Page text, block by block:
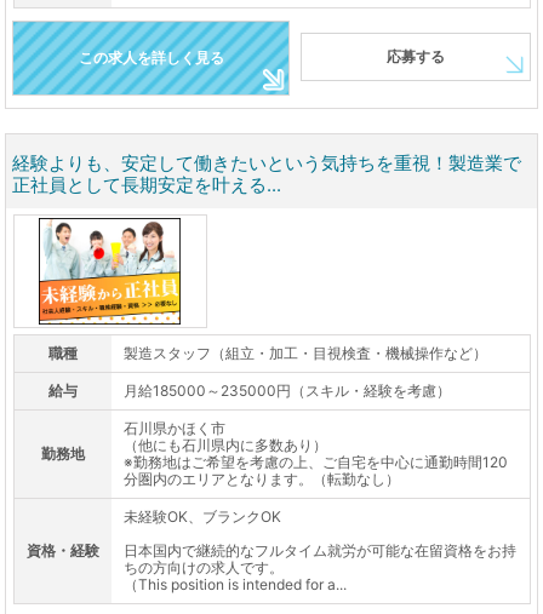
この求人を詳しく見る 応募する
経験よりも、安定して働きたいという気持ちを重視！製造業で
正社員として長期安定を叶える...
職種 製造スタッフ（組立・加工・目視検査・機械操作など）
給与 月給185000～235000円（スキル・経験を考慮）
勤務地
石川県かほく市
（他にも石川県内に多数あり）
※勤務地はご希望を考慮の上、ご自宅を中心に通勤時間120
分圏内のエリアとなります。（転勤なし）
資格・経験
未経験OK、ブランクOK
日本国内で継続的なフルタイム就労が可能な在留資格をお持
ちの方向けの求人です。
（This position is intended for a...